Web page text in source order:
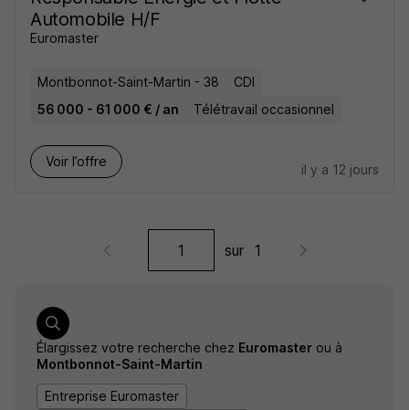
Automobile H/F
Euromaster
Montbonnot-Saint-Martin - 38
CDI
56 000 - 61 000 € / an
Télétravail occasionnel
Voir l’offre
il y a 12 jours
sur 1
Élargissez votre recherche chez Euromaster ou à
Montbonnot-Saint-Martin
Entreprise Euromaster